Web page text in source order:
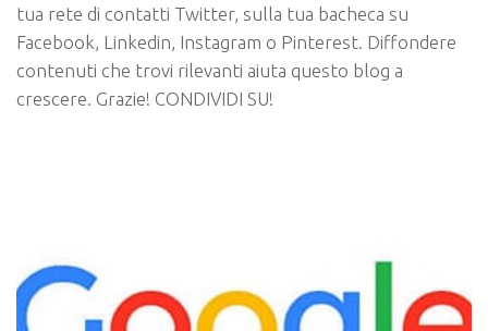
tua rete di contatti Twitter, sulla tua bacheca su
Facebook, Linkedin, Instagram o Pinterest. Diffondere
contenuti che trovi rilevanti aiuta questo blog a
crescere. Grazie! CONDIVIDI SU!